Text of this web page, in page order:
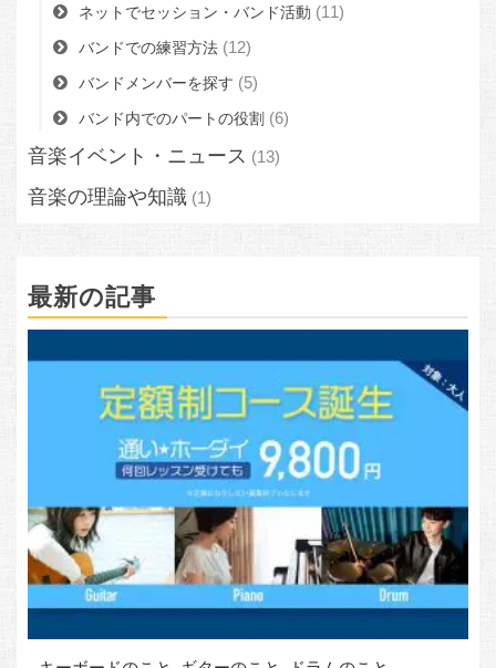
ネットでセッション・バンド活動 (11)
バンドでの練習方法 (12)
バンドメンバーを探す (5)
バンド内でのパートの役割 (6)
音楽イベント・ニュース (13)
音楽の理論や知識 (1)
最新の記事